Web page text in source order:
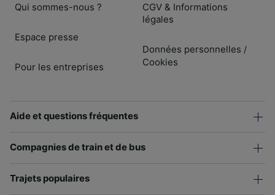
Qui sommes-nous ?
Espace presse
Pour les entreprises
CGV & Informations
légales
Données personnelles /
Cookies
Aide et questions fréquentes
Compagnies de train et de bus
Trajets populaires